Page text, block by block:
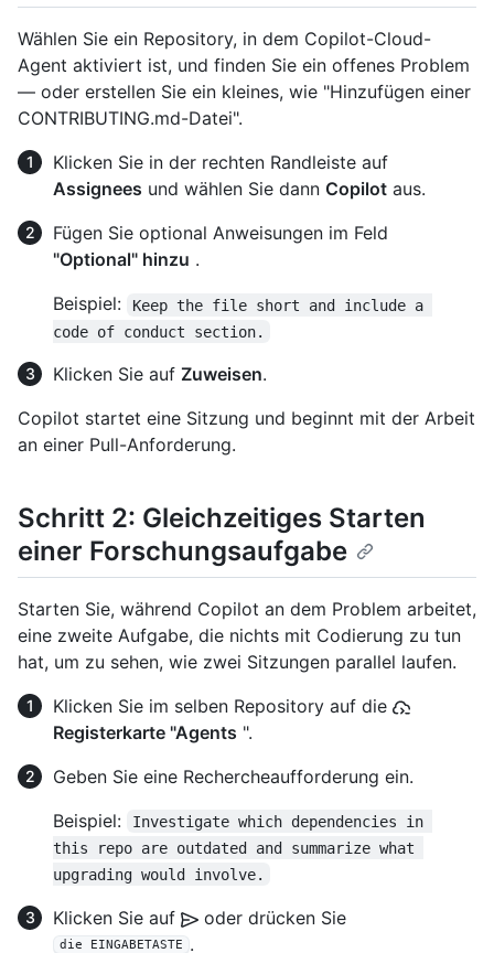
Wählen Sie ein Repository, in dem Copilot-Cloud-
Agent aktiviert ist, und finden Sie ein offenes Problem
— oder erstellen Sie ein kleines, wie "Hinzufügen einer
CONTRIBUTING.md-Datei".
Klicken Sie in der rechten Randleiste auf
Assignees und wählen Sie dann Copilot aus.
Fügen Sie optional Anweisungen im Feld
"Optional" hinzu .
Beispiel:
Keep the file short and include a
code of conduct section.
Klicken Sie auf Zuweisen.
Copilot startet eine Sitzung und beginnt mit der Arbeit
an einer Pull-Anforderung.
Schritt 2: Gleichzeitiges Starten
einer Forschungsaufgabe
Starten Sie, während Copilot an dem Problem arbeitet,
eine zweite Aufgabe, die nichts mit Codierung zu tun
hat, um zu sehen, wie zwei Sitzungen parallel laufen.
Klicken Sie im selben Repository auf die
Registerkarte "Agents ".
Geben Sie eine Rechercheaufforderung ein.
Beispiel:
Investigate which dependencies in
this repo are outdated and summarize what
upgrading would involve.
Klicken Sie auf oder drücken Sie
die EINGABETASTE .